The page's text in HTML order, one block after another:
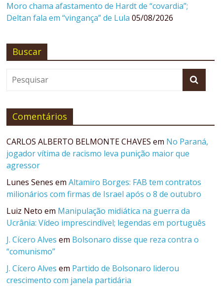
Moro chama afastamento de Hardt de “covardia”;
Deltan fala em “vingança” de Lula 05/08/2026
Buscar
Comentários
CARLOS ALBERTO BELMONTE CHAVES em No Paraná,
jogador vítima de racismo leva punição maior que
agressor
Lunes Senes emAltamiro Borges: FAB tem contratos
milionários com firmas de Israel após o 8 de outubro
Luiz Neto em Manipulação midiática na guerra da
Ucrânia: Vídeo imprescindível; legendas em português
J. Cícero Alves em Bolsonaro disse que reza contra o
“comunismo”
J. Cícero Alves em Partido de Bolsonaro liderou
crescimento com janela partidária